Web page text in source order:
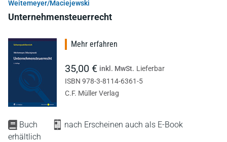
Weitemeyer/Maciejewski
Unternehmensteuerrecht
Buch
nach Erscheinen auch als E-Book
erhältlich
Mehr erfahren
35,00 € inkl. MwSt. Lieferbar
ISBN 978-3-8114-6361-5
C.F. Müller Verlag